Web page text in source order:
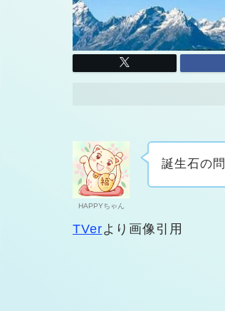
HAPPYちゃん
誕生石の
TVerより画像引用